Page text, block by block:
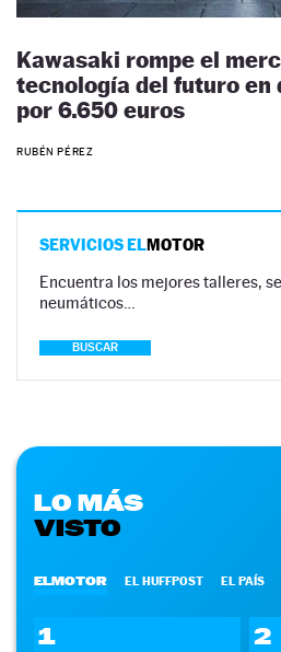
Kawasaki rompe el
tecnología del futuro en
por 6.650 euros
RUBÉN PÉREZ
SERVICIOS ELMOTOR
Encuentra los mejores talleres,
neumáticos…
BUSCAR
LO MÁS
VISTO
ELMOTOR EL HUFFPOST EL PAÍS
1 2